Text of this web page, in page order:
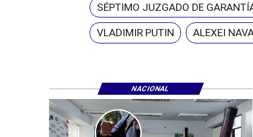
SÉPTIMO JUZGADO DE
VLADIMIR PUTIN ALEXEI
NACIONAL